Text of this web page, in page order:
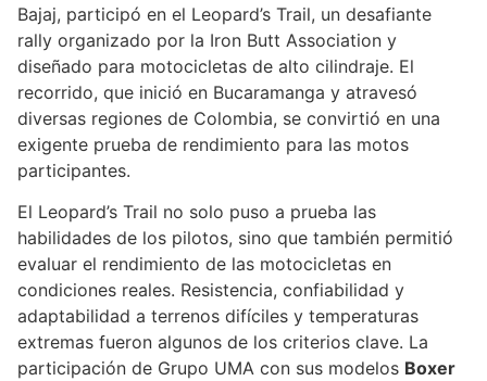
Bajaj, participó en el Leopard’s Trail, un desafiante
rally organizado por la Iron Butt Association y
diseñado para motocicletas de alto cilindraje. El
recorrido, que inició en Bucaramanga y atravesó
diversas regiones de Colombia, se convirtió en una
exigente prueba de rendimiento para las motos
participantes.
El Leopard’s Trail no solo puso a prueba las
habilidades de los pilotos, sino que también permitió
evaluar el rendimiento de las motocicletas en
condiciones reales. Resistencia, confiabilidad y
adaptabilidad a terrenos difíciles y temperaturas
extremas fueron algunos de los criterios clave. La
participación de Grupo UMA con sus modelos Boxer